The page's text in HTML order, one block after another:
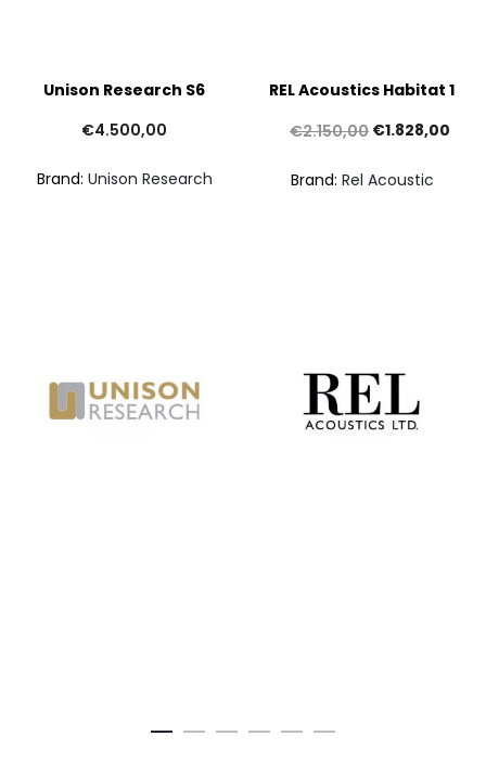
Unison Research S6
€4.500,00
Brand: Unison Research
REL Acoustics Habitat 1
€2.150,00 Il
€1.828,00
Brand: Rel Acoustic